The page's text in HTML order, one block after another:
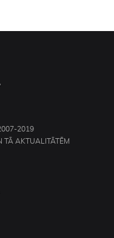
2019
TĀ AKTUALITĀTĒM